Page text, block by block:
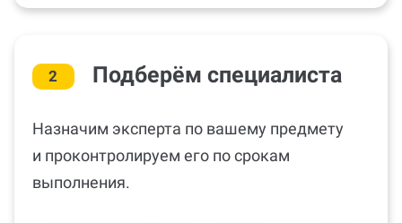
2 Подберём специалиста
Назначим эксперта по вашему предмету
и проконтролируем его по срокам
выполнения.